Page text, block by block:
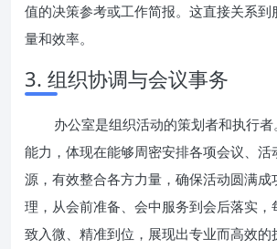
值的决策参考或工作简报。这直接关系到
量和效率。
3. 组织协调与会议事务
办公室是组织活动的策划者和执行
能力，体现在能够周密安排各项会议、活
源，有效整合各方力量，确保活动圆满成
理，从会前准备、会中服务到会后落实，
致入微、精准到位，展现出专业而高效的